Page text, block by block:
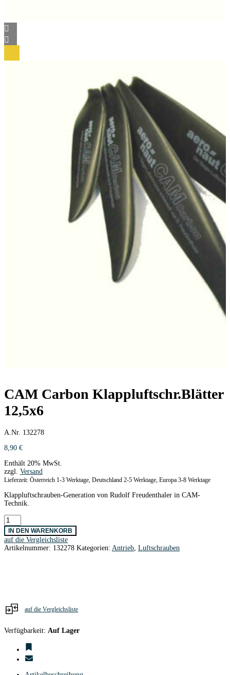
CAM Carbon Klappluftschr.Blätter
12,5x6
A.Nr. 132278
8,90 €
Enthält 20% MwSt.
zzgl. Versand
Lieferzeit: Österreich 1-3 Werktage, Deutschland 2-5 Werktage, Europa 3-8 Werktage
Klappluftschrauben-Generation von Rudolf Freudenthaler in CAM-
Technik.
CAM
Carbon
Klappluftschr.Blätter
12,5x6
Menge
IN DEN WARENKORB
auf die Vergleichsliste
Artikelnummer: 132278 Kategorien: Antrieb Luftschrauben
auf die Vergleichsliste
Verfügbarkeit: Auf Lager